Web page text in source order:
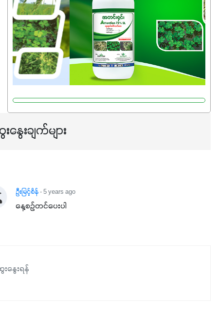
နွေးချက်များ
ဦးမြင့်စိန်- 5 years ago
နေ့စဉ်တင်ပေးပါ
နွေးရန်